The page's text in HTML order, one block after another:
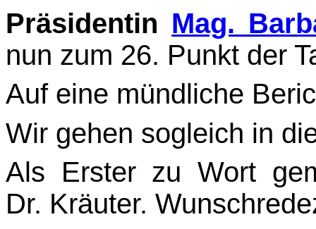
Präsidentin Mag.
nun zum 26. Punkt der
Auf eine mündliche
Wir gehen sogleich in
Als Erster zu Wort
Dr. Kräuter.